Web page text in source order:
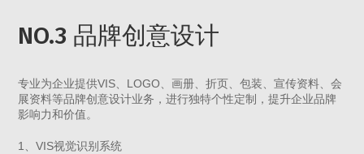
NO.3 品牌创意设计
专业为企业提供VIS、LOGO、画册、折页、包装、宣传资料、会
展资料等品牌创意设计业务，进行独特个性定制，提升企业品牌
影响力和价值。
1、VIS视觉识别系统